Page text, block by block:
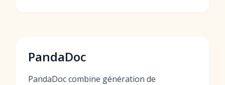
PandaDoc
PandaDoc combine génération de